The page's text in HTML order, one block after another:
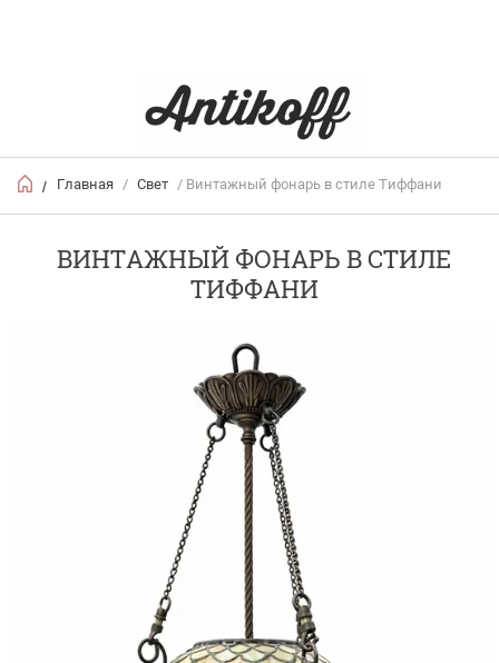
/ Главная / Свет / Винтажный фонарь в стиле Тиффани
ВИНТАЖНЫЙ ФОНАРЬ В СТИЛЕ
ТИФФАНИ